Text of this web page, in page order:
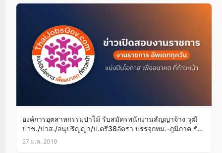
องค์การอุตสาหกรรมป่าไม้ รับสมัครพนักงานสัญญาจ้าง วุฒิ
ปวช./ปวส./อนุปริญญา/ป.ตรี38อัตรา บรรจุกทม.-ภูมิภาค รับ
สมัครบัดนี้-28ก.พ.62
27 ม.ค. 2019